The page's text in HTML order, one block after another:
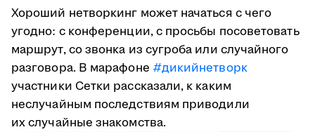
Хороший нетворкинг может начаться с чего
угодно: с конференции, с просьбы посоветовать
маршрут, со звонка из сугроба или случайного
разговора. В марафоне #дикийнетворк
участники Сетки рассказали, к каким
неслучайным последствиям приводили
их случайные знакомства.